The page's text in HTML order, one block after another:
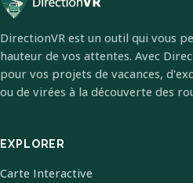
DirectionVR est un outil qui vous
hauteur de vos attentes. Avec
pour vos projets de vacances,
ou de virées à la découverte des
EXPLORER
Carte Interactive